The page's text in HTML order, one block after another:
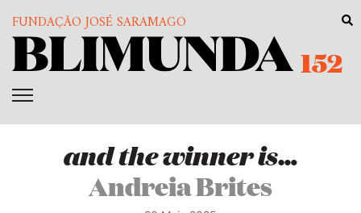
FUNDAÇÃO JOSÉ SARAMAGO
152
and the winner is…
Andreia Brites